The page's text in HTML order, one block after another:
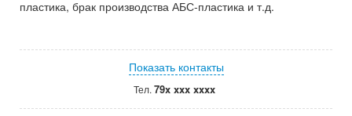
пластика, брак производства АБС-пластика и т.д.
Показать контакты
Тел. 79x xxx xxxx